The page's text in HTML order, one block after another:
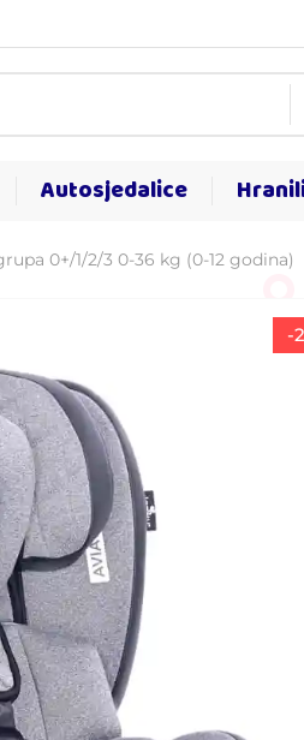
Autosjedalice
0+/1/2/3 0-36 kg (0-12 godina)
-